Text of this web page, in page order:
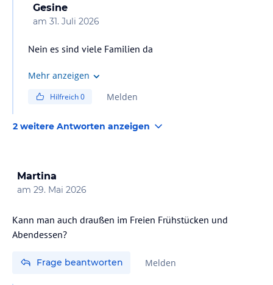
Gesine
am 31. Juli 2026
Nein es sind viele Familien da
Mehr anzeigen
Hilfreich0 Melden
2 weitere Antworten anzeigen
Martina
am 29. Mai 2026
Kann man auch draußen im Freien Frühstücken und
Frage beantworten Melden